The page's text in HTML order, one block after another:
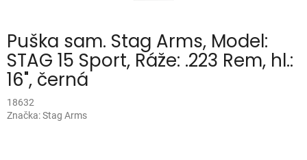
Puška sam. Stag Arms, Model:
STAG 15 Sport, Ráže: .223 Rem, hl.:
16", černá
18632
Značka:Stag Arms